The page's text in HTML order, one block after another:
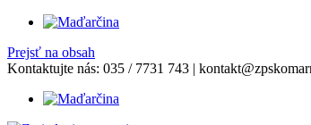
Prejsť na obsah
Kontaktujte nás: 035 / 7731 743 |